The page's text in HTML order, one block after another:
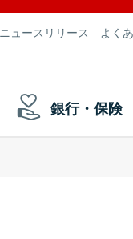
ニュースリリース よく
銀行・保険